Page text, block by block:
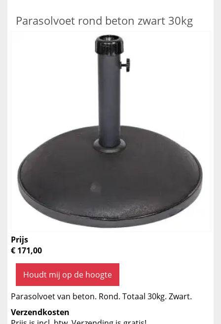
Parasolvoet rond beton zwart 30kg
Prijs
€ 171,00
Houdt mij op de hoogte
Parasolvoet van beton. Rond. Totaal 30kg. Zwart.
Verzendkosten